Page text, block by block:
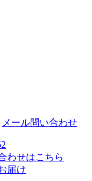
メール問い合わせ